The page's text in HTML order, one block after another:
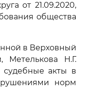
от 21.09.2020,
общества
в Верховный
Метелькова Н.Г.
судебные акты в
норм